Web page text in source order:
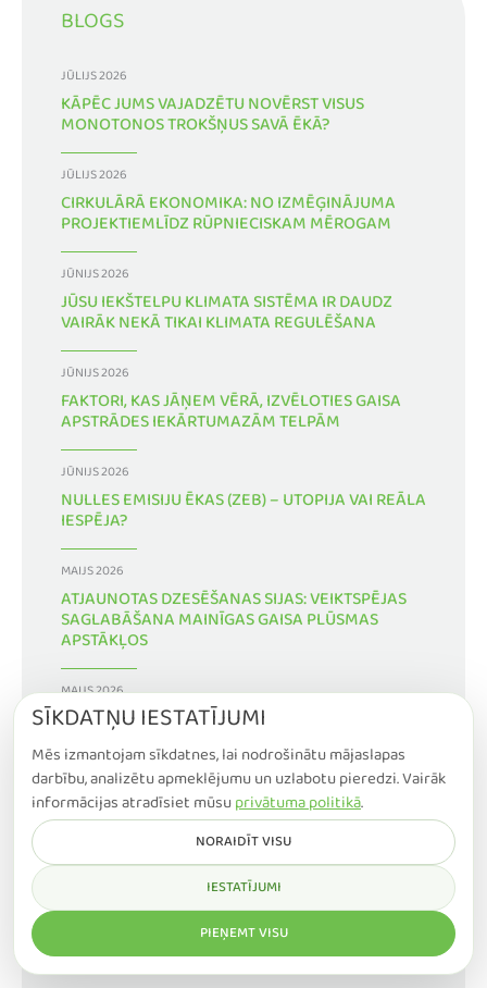
BLOGS
JŪLIJS 2026
KĀPĒC JUMS VAJADZĒTU NOVĒRST VISUS
MONOTONOS TROKŠŅUS SAVĀ ĒKĀ?
JŪLIJS 2026
CIRKULĀRĀ EKONOMIKA: NO IZMĒĢINĀJUMA
PROJEKTIEMLĪDZ RŪPNIECISKAM MĒROGAM
JŪNIJS 2026
JŪSU IEKŠTELPU KLIMATA SISTĒMA IR DAUDZ
VAIRĀK NEKĀ TIKAI KLIMATA REGULĒŠANA
JŪNIJS 2026
FAKTORI, KAS JĀŅEM VĒRĀ, IZVĒLOTIES GAISA
APSTRĀDES IEKĀRTUMAZĀM TELPĀM
JŪNIJS 2026
NULLES EMISIJU ĒKAS (ZEB) – UTOPIJA VAI REĀLA
IESPĒJA?
MAIJS 2026
ATJAUNOTAS DZESĒŠANAS SIJAS: VEIKTSPĒJAS
SAGLABĀŠANA MAINĪGAS GAISA PLŪSMAS
APSTĀKĻOS
MAIJS 2026
KURU VENTILĀCIJAS PRINCIPU IZVĒLĒTIES?
APRĪLIS 2026
IEPAZĪSTIETIES AR MŪSU INFORMATĪVO
DOKUMENTU PARIEKŠTELPU KLIMATA NOTURĪBU
SĪKDATŅU IESTATĪJUMI
Mēs izmantojam sīkdatnes, lai nodrošinātu mājaslapas
darbību, analizētu apmeklējumu un uzlabotu pieredzi. Vairāk
informācijas atradīsiet mūsuprivātuma politikā.
NORAIDĪT VISU
IESTATĪJUMI
PIEŅEMT VISU